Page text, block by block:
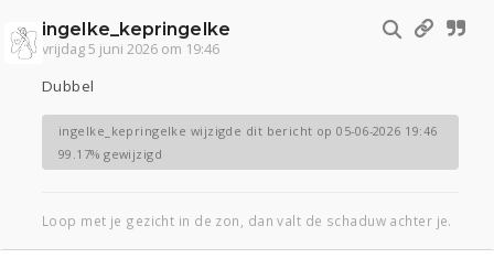
ingelke_kepringelke
vrijdag 5 juni 2026 om 19:46
Dubbel
ingelke_kepringelke wijzigde dit bericht op 05-06-2026 19:46
99.17% gewijzigd
Loop met je gezicht in de zon, dan valt de schaduw achter je.